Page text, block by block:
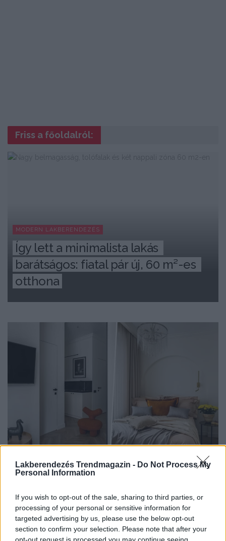
Lakberendezés Trendmagazin - Do Not Process My
Personal Information
If you wish to opt-out of the sale, sharing to third parties, or
processing of your personal or sensitive information for
targeted advertising by us, please use the below opt-out
section to confirm your selection. Please note that after your
opt-out request is processed you may continue seeing
Friss a főoldalról:
MODERN LAKBERENDEZÉS
Így lett a minimalista lakás
barátságos: fiatal pár új, 60 m²-es
otthona
KIS LAKÁS BERENDEZÉSE
háromszobás elosztást két gardróbbal
Ezt a 38 négyzetméteres, új építésű lakást egy hölgy
megbízásából számára rendezték be. Az optimális...